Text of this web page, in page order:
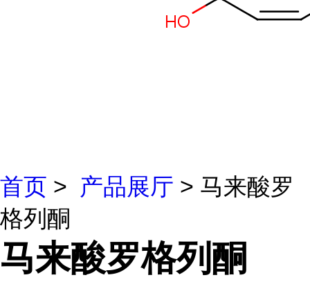
首页 > 产品展厅 > 马来酸罗
格列酮
马来酸罗格列酮